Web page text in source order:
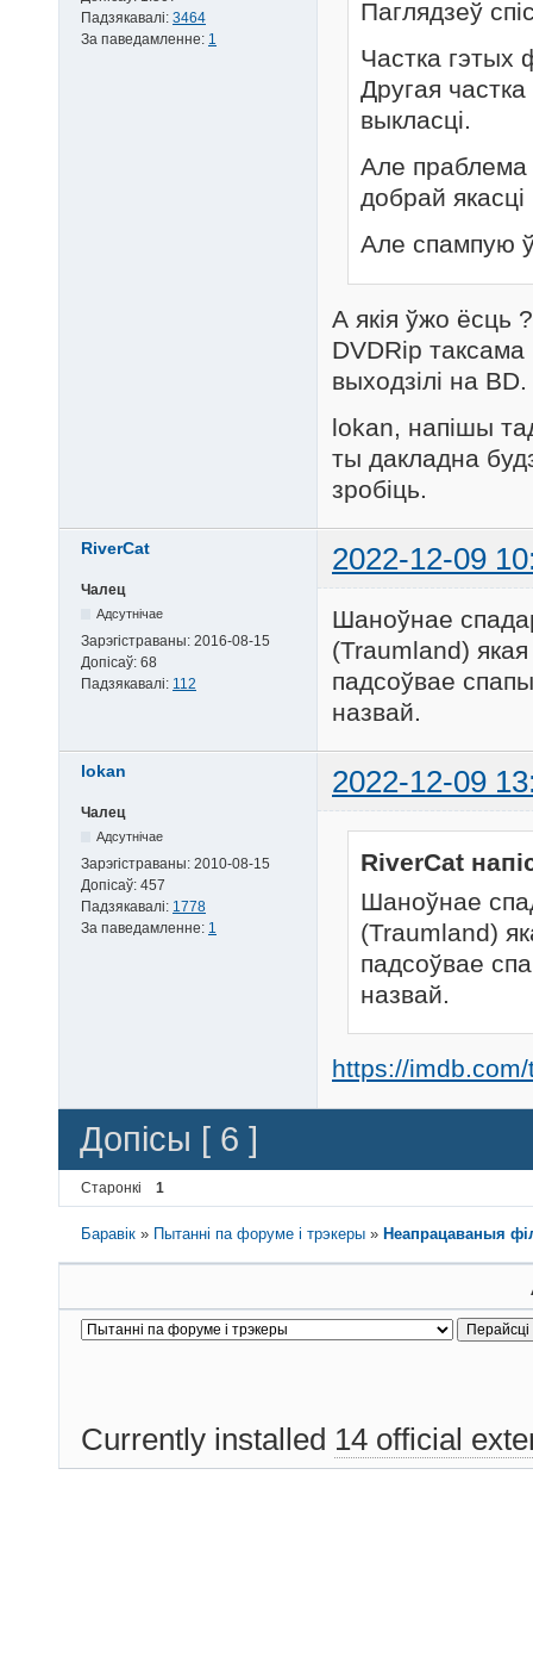
Падзякавалі: 3464
За паведамленне: 1
Паглядзеў
Частка гэтых
Другая
выкласці.
Але праблема
добрай
Але спампую
А якія ўжо ёсць
DVDRip
выходзілі на
lokan, напішы
ты дакладна
зробіць.
RiverCat 2022-12-09
Чалец
Адсутнічае
Зарэгістраваны: 2016-08-15
Допісаў: 68
Падзякавалі: 112
Шаноўнае
(Traumland) якая
падсоўвае
назвай.
lokan 2022-12-09
Чалец
Адсутнічае
Зарэгістраваны: 2010-08-15
Допісаў: 457
Падзякавалі: 1778
За паведамленне: 1
RiverCat
Шаноўнае
(Traumland)
падсоўвае
назвай.
https://
Допісы [ 6 ]
Старонкі 1
Баравік » Пытанні па форуме і трэкеры » Неапрацаваныя
Currently installed 14 official